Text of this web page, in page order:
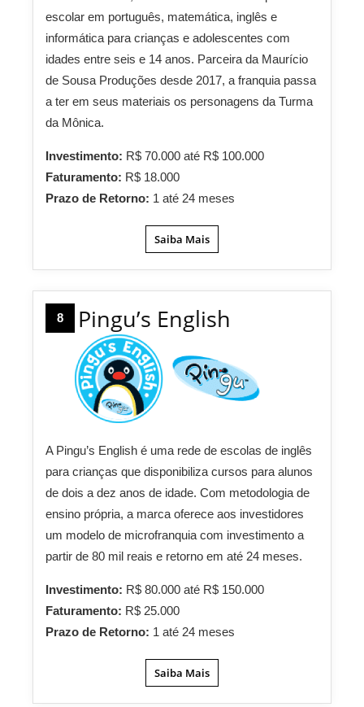
escolar em português, matemática, inglês e
informática para crianças e adolescentes com
idades entre seis e 14 anos. Parceira da Maurício
de Sousa Produções desde 2017, a franquia passa
a ter em seus materiais os personagens da Turma
da Mônica.
Investimento: R$ 70.000 até R$ 100.000
Faturamento: R$ 18.000
Prazo de Retorno: 1 até 24 meses
Saiba Mais
8 Pingu’s English
A Pingu’s English é uma rede de escolas de inglês
para crianças que disponibiliza cursos para alunos
de dois a dez anos de idade. Com metodologia de
ensino própria, a marca oferece aos investidores
um modelo de microfranquia com investimento a
partir de 80 mil reais e retorno em até 24 meses.
Investimento: R$ 80.000 até R$ 150.000
Faturamento: R$ 25.000
Prazo de Retorno: 1 até 24 meses
Saiba Mais